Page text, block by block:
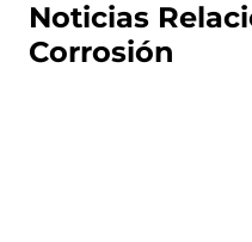
Noticias
Corrosión